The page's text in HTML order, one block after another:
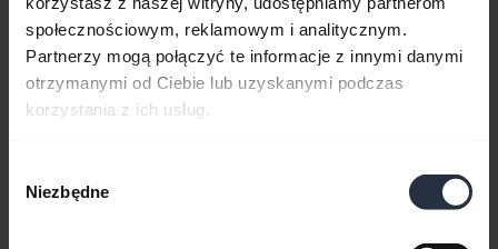
społecznościowym, reklamowym i analitycznym.
Partnerzy mogą połączyć te informacje z innymi danymi
otrzymanymi od Ciebie lub uzyskanymi podczas
korzystania z ich usług.
zgody
Niezbędne
0.30 MB - pdf
Przejdź do wszystkich dokumentów dotyczących produktu